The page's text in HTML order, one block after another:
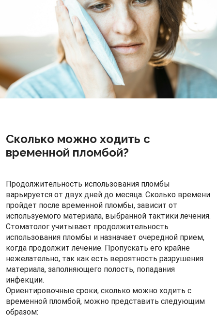
тревожная симптоматика.
Если боль усиливается, причиняет серьезный
дискомфорт, то лучше повторно обратиться в
стоматологию раньше назначенной даты. В редких
случаях такие последствия возникают в связи с
оставшимся нервом в каналах, попаданием инфекции.
Иногда пломба выпадает, а остатки пищи
провоцируют болевой синдром, воспаление десен.
Никакие полоскания и самолечение при таких
Сколько можно ходить с
временной пломбой?
Продолжительность использования пломбы
варьируется от двух дней до месяца. Сколько времени
пройдет после временной пломбы, зависит от
используемого материала, выбранной тактики лечения.
Стоматолог учитывает продолжительность
использования пломбы и назначает очередной прием,
когда продолжит лечение. Пропускать его крайне
нежелательно, так как есть вероятность разрушения
материала, заполняющего полость, попадания
инфекции.
Ориентировочные сроки, сколько можно ходить с
временной пломбой, можно представить следующим
образом: